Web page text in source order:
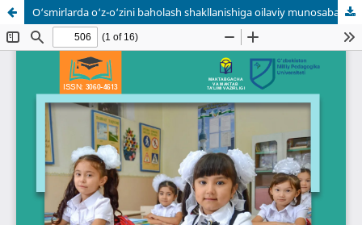
O‘smirlarda o‘z-o‘zini baholash shakllanishiga oilaviy munosabatlarning psixologik ta’siri